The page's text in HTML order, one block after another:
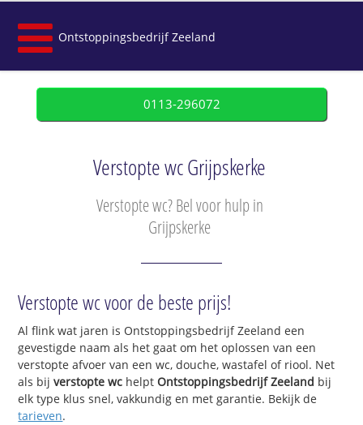
Ontstoppingsbedrijf Zeeland
0113-296072
Verstopte wc Grijpskerke
Verstopte wc? Bel voor hulp in
Grijpskerke
Verstopte wc voor de beste prijs!
Al flink wat jaren is Ontstoppingsbedrijf Zeeland een
gevestigde naam als het gaat om het oplossen van een
verstopte afvoer van een wc, douche, wastafel of riool. Net
als bijverstopte wc helptOntstoppingsbedrijf Zeeland bij
elk type klus snel, vakkundig en met garantie. Bekijk de
tarieven.